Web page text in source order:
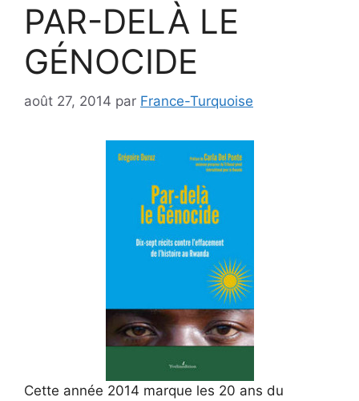
PAR-DELÀ LE
GÉNOCIDE
août 27, 2014 par France-Turquoise
Cette année 2014 marque les 20 ans du